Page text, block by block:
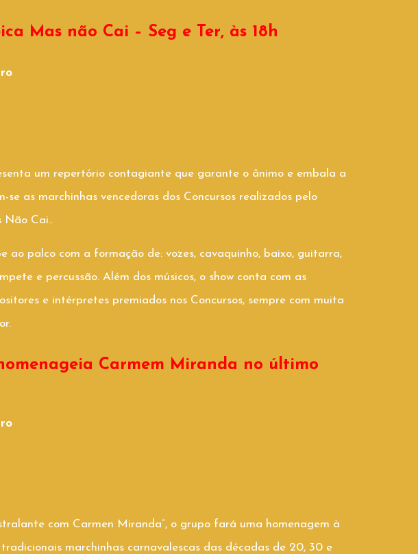
Mas não Cai – Seg e Ter, às 18h
um repertório contagiante que garante o ânimo e embala a
se as marchinhas vencedoras dos Concursos realizados pelo
Não Cai..
ao palco com a formação de: vozes, cavaquinho, baixo, guitarra,
e percussão. Além dos músicos, o show conta com as
e intérpretes premiados nos Concursos, sempre com muita
Carmem Miranda no último
com Carmen Miranda”, o grupo fará uma homenagem à
marchinhas carnavalescas das décadas de 20, 30 e